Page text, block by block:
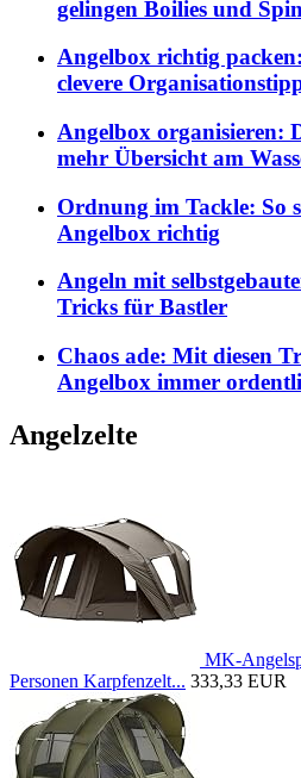
gelingen Boilies und
Angelbox richtig
clevere
Angelbox organisieren:
mehr Übersicht am
Ordnung im Tackle: So
Angelbox richtig
Angeln mit
Tricks für Bastler
Chaos ade: Mit diesen
Angelbox immer
Angelzelte
MK-
Personen Karpfenzelt... 333,33 EUR